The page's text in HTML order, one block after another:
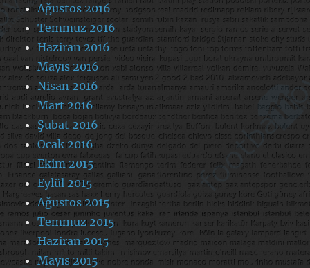
Ağustos 2016
Temmuz 2016
Haziran 2016
Mayıs 2016
Nisan 2016
Mart 2016
Şubat 2016
Ocak 2016
Ekim 2015
Eylül 2015
Ağustos 2015
Temmuz 2015
Haziran 2015
Mayıs 2015